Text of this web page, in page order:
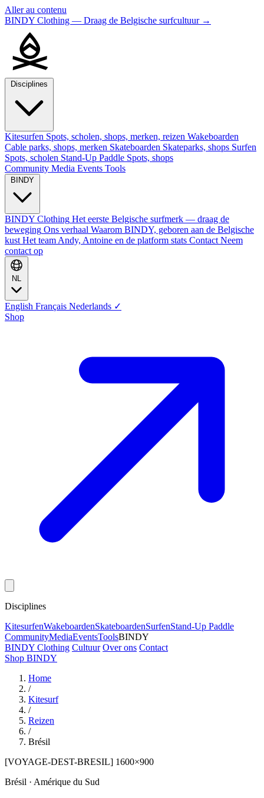
Aller au contenu
BINDY Clothing — Draag de Belgische surfcultuur →
Kitesurfen Spots, scholen, shops, merken, reizen Wakeboarden
Cable parks, shops, merken Skateboarden Skateparks, shops Surfen
Spots, scholen Stand-Up Paddle Spots, shops
Community Media Events Tools
BINDY Clothing Het eerste Belgische surfmerk — draag de
beweging Ons verhaal Waarom BINDY, geboren aan de Belgische
kust Het team Andy, Antoine en de platform stats Contact Neem
contact op
English Français Nederlands ✓
Shop
Disciplines
KitesurfenWakeboardenSkateboardenSurfenStand-Up Paddle
CommunityMediaEventsToolsBINDY
BINDY Clothing Cultuur Over ons Contact
Shop BINDY
Home
/
Kitesurf
/
Reizen
/
Brésil
[VOYAGE-DEST-BRESIL] 1600×900
Brésil · Amérique du Sud